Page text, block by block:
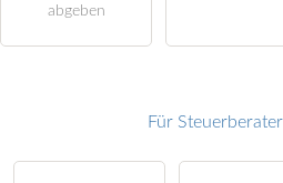
Steuerberater-Eintrag zu stellen
abgeben
Für Steuerberater